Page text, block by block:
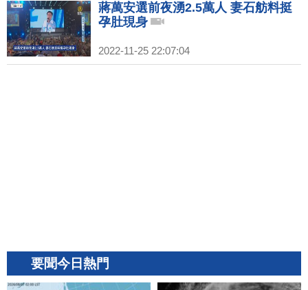
蔣萬安選前夜湧2.5萬人 妻石舫料挺
孕肚現身
2022-11-25 22:07:04
要聞今日熱門